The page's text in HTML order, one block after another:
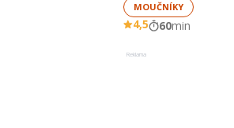
MOUČNÍKY
4,5 60min
Reklama